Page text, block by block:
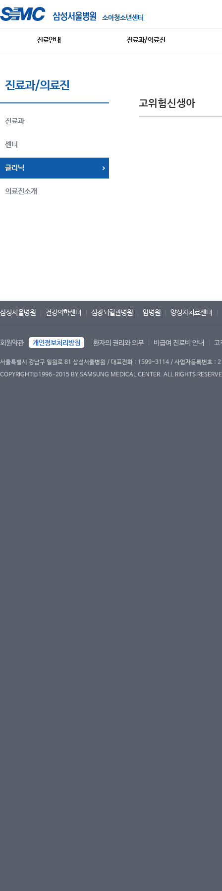
소아청소년센터
진료안내 진료과/의료진
진료과/의료진
진료과
센터
클리닉
의료진소개
고위험신생아
삼성서울병원 건강의학센터 심장뇌혈관병원 암병원 양성자치료센터
회원약관 개인정보처리방침 환자의 권리와 의무 비급여 진료비 안내 고
서울특별시 강남구 일원로 81 삼성서울병원 / 대표전화 : 1599-3114 / 사업자등록번호
COPYRIGHT©1996-2015 BY SAMSUNG MEDICAL CENTER. ALL RIGHTS